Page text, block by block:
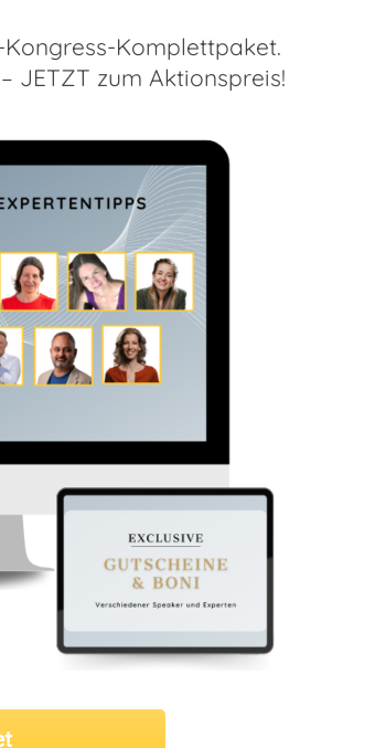
-Komplettpaket.
JETZT zum Aktionspreis!